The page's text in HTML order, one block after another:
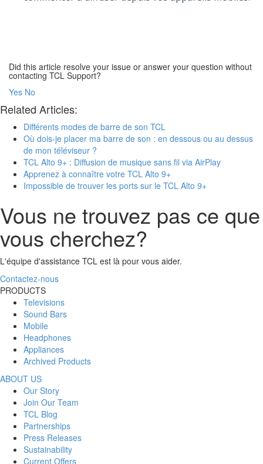
Did this article resolve your issue or answer your question without
contacting TCL Support?
Yes No
Related Articles:
Différents modes de barre de son TCL
Où dois-je placer ma barre de son : en dessous ou au dessus
de mon téléviseur ?
TCL Alto 9+ : Diffusion de musique sans fil via AirPlay
Apprenez à connaître votre TCL Alto 9+
Impossible de trouver les ports sur le TCL Alto 9+
Vous ne trouvez pas ce que
vous cherchez?
L'équipe d'assistance TCL est là pour vous aider.
Contactez-nous
PRODUCTS
Televisions
Sound Bars
Mobile
Headphones
Appliances
Archived Products
ABOUT US
Our Story
Join Our Team
TCL Blog
Partnerships
Press Releases
Sustainability
Current Offers